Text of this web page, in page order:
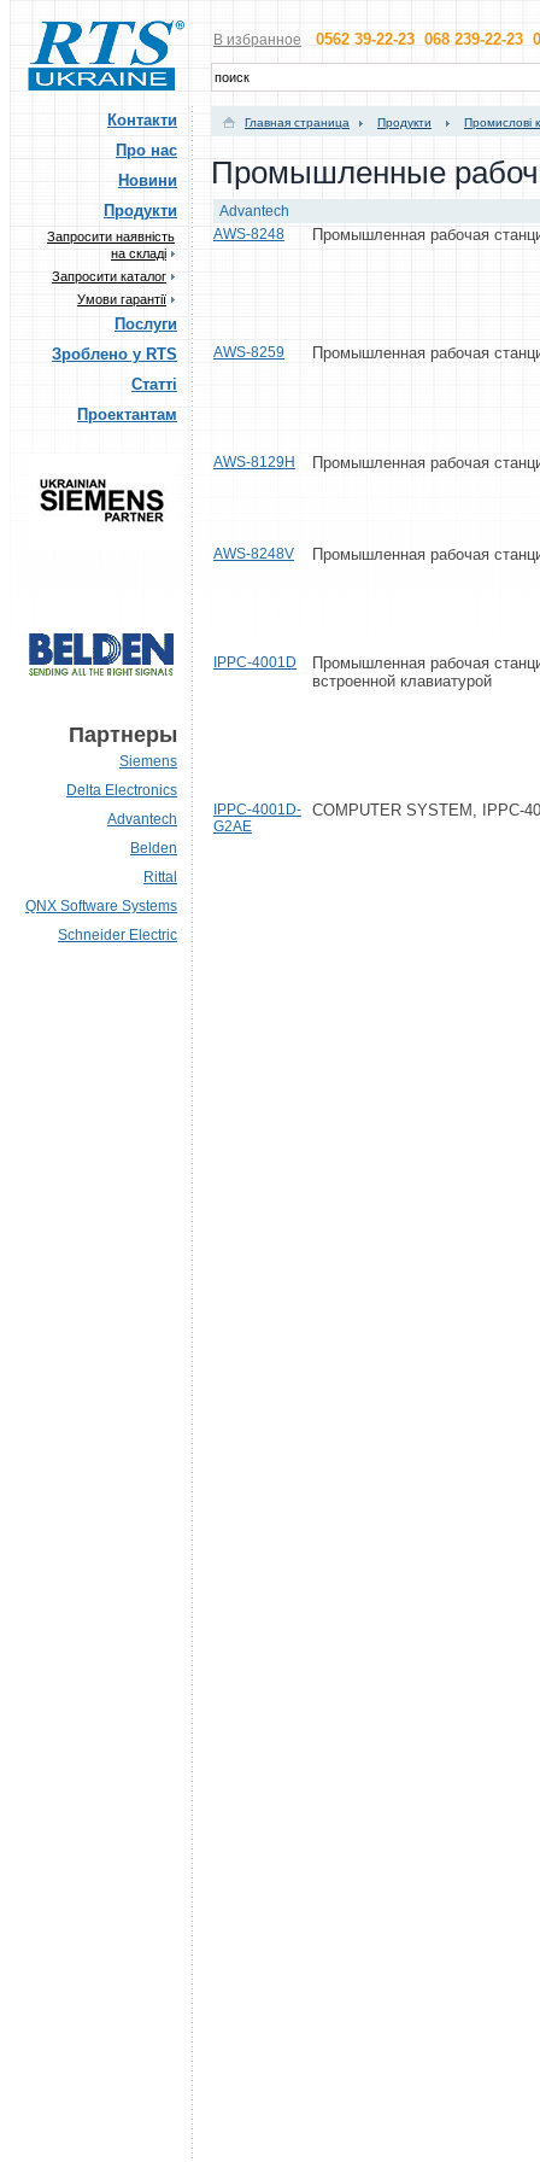
В избранное 0562 39-22-23 068 239-22-23
Контакти
Про нас
Новини
Продукти
Запросити наявність
на складі
Запросити каталог
Умови гарантії
Послуги
Зроблено у RTS
Статті
Проектантам
Партнеры
Siemens
Delta Electronics
Advantech
Belden
Rittal
QNX Software Systems
Schneider Electric
Главная страница Продукти Промислові
Промышленные
Advantech
AWS-8248
Промышленная рабочая
AWS-8259 Промышленная рабочая
AWS-8129H Промышленная рабочая
AWS-8248V Промышленная рабочая
IPPC-4001D
Промышленная рабочая
встроенной клавиатурой
IPPC-4001D-
G2AE
COMPUTER SYSTEM, IPPC-